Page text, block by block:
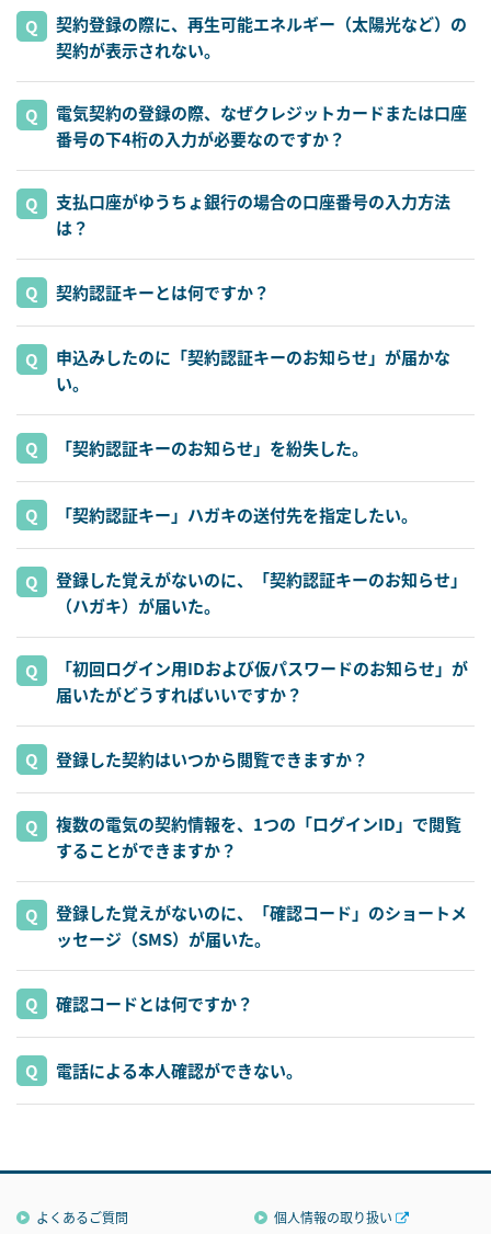
契約登録の際に、再生可能エネルギー（太陽光など）の
契約が表示されない。
電気契約の登録の際、なぜクレジットカードまたは口座
番号の下4桁の入力が必要なのですか？
支払口座がゆうちょ銀行の場合の口座番号の入力方法
は？
契約認証キーとは何ですか？
申込みしたのに「契約認証キーのお知らせ」が届かな
い。
「契約認証キーのお知らせ」を紛失した。
「契約認証キー」ハガキの送付先を指定したい。
登録した覚えがないのに、「契約認証キーのお知らせ」
（ハガキ）が届いた。
「初回ログイン用IDおよび仮パスワードのお知らせ」が
届いたがどうすればいいですか？
登録した契約はいつから閲覧できますか？
複数の電気の契約情報を、1つの「ログインID」で閲覧
することができますか？
登録した覚えがないのに、「確認コード」のショートメ
ッセージ（SMS）が届いた。
確認コードとは何ですか？
電話による本人確認ができない。
よくあるご質問 個人情報の取り扱い